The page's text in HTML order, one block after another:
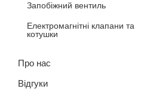
Запобіжний вентиль
Електромагнітні клапани та
котушки
Про нас
Відгуки